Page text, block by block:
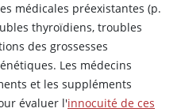
médicales préexistantes (p.
thyroïdiens, troubles
des grossesses
Les médecins
et les suppléments
évaluer l'innocuité de ces